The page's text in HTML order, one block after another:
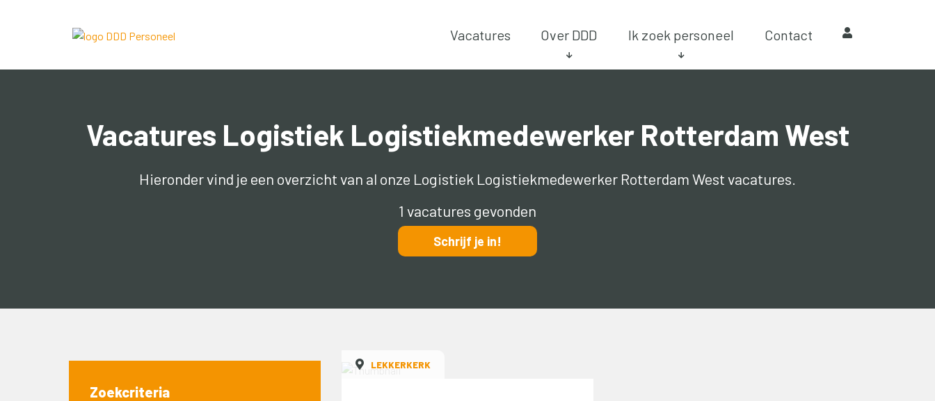
Vacatures Over DDD Ik zoek personeel Contact
Vacatures Logistiek Logistiekmedewerker Rotterdam West
Hieronder vind je een overzicht van al onze Logistiek Logistiekmedewerker Rotterdam West vacatures.
1 vacatures gevonden
Schrijf je in!
Zoekcriteria
LEKKERKERK